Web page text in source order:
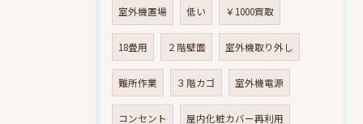
室外機置場 低い ￥1000買取
18畳用 ２階壁面 室外機取り外し
難所作業 ３階カゴ 室外機電源
コンセント 屋内化粧カバー再利用